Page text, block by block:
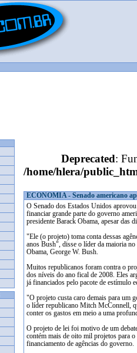
Deprecated:
/home/hlera/
ECONOMIA - Senado americano
O Senado dos Estados Unidos
financiar grande parte do governo
presidente Barack Obama, apesar das
"Ele (o projeto) toma conta dessas
anos Bush", disse o líder da maioria
Obama, George W. Bush.
Muitos republicanos foram contra o
dos níveis do ano fical de 2008. Eles
já financiados pelo pacote de estímulo
"O projeto custa caro demais para um
o líder republicano Mitch McConnell,
conter os gastos em meio a uma
O projeto de lei foi motivo de um
contém mais de oito mil projetos para
financiamento de agências do governo.